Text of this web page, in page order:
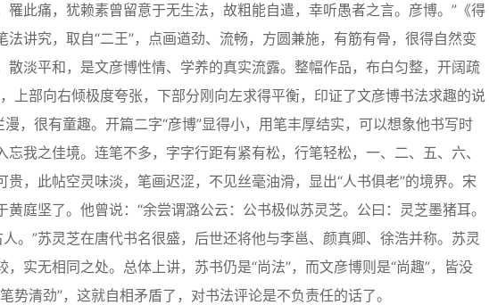
此痛，犹赖素曾留意于无生法，故粗能自遣，幸听愚者之言。彦博。”《得
讲究，取自“二王”，点画遒劲、流畅，方圆兼施，有筋有骨，很得自然变
散淡平和，是文彦博性情、学养的真实流露。整幅作品，布白匀整，开阔疏
上部向右倾极度夸张，下部分刚向左求得平衡，印证了文彦博书法求趣的说
，很有童趣。开篇二字“彦博”显得小，用笔丰厚结实，可以想象他书写时
我之佳境。连笔不多，字字行距有紧有松，行笔轻松，一、二、五、六、
，此帖空灵味淡，笔画迟涩，不见丝毫油滑，显出“人书俱老”的境界。宋
庭坚了。他曾说：“余尝谓潞公云：公书极似苏灵芝。公曰：灵芝墨猪耳。
。”苏灵芝在唐代书名很盛，后世还将他与李邕、颜真卿、徐浩并称。苏灵
实无相同之处。总体上讲，苏书仍是“尚法”，而文彦博则是“尚趣”，皆没
势清劲”，这就自相矛盾了，对书法评论是不负责任的话了。